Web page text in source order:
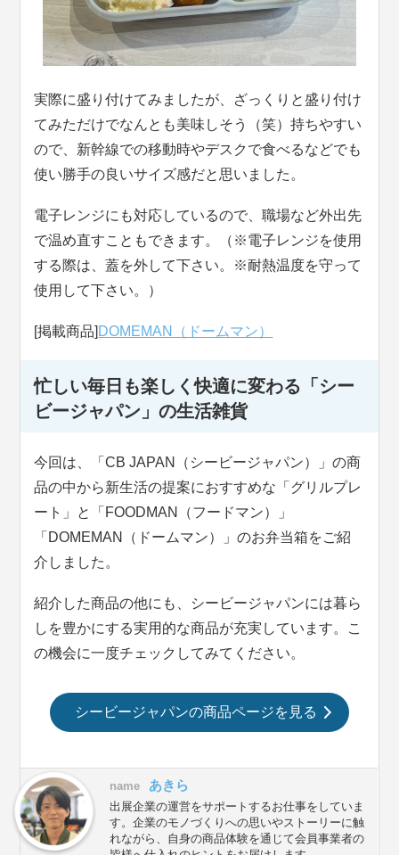
実際に盛り付けてみましたが、ざっくりと盛り付け
てみただけでなんとも美味しそう（笑）持ちやすい
ので、新幹線での移動時やデスクで食べるなどでも
使い勝手の良いサイズ感だと思いました。
電子レンジにも対応しているので、職場など外出先
で温め直すこともできます。（※電子レンジを使用
する際は、蓋を外して下さい。※耐熱温度を守って
使用して下さい。）
[掲載商品] DOMEMAN（ドームマン）
忙しい毎日も楽しく快適に変わる「シー
ビージャパン」の生活雑貨
今回は、「CB JAPAN（シービージャパン）」の商
品の中から新生活の提案におすすめな「グリルプレ
ート」と「FOODMAN（フードマン）」
「DOMEMAN（ドームマン）」のお弁当箱をご紹
介しました。
紹介した商品の他にも、シービージャパンには暮ら
しを豊かにする実用的な商品が充実しています。こ
の機会に一度チェックしてみてください。
シービージャパンの商品ページを見る
name あきら
出展企業の運営をサポートするお仕事をしていま
す。企業のモノづくりへの思いやストーリーに触
れながら、自身の商品体験を通じて会員事業者の